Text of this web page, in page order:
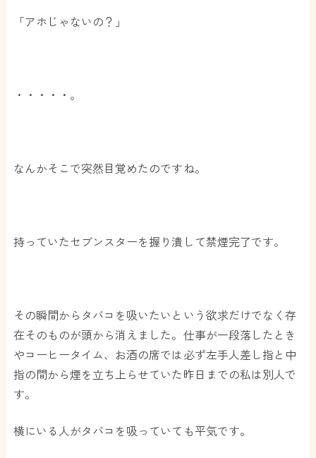
「アホじゃないの？」
・・・・・。
なんかそこで突然目覚めたのですね。
持っていたセブンスターを握り潰して禁煙完了です。
その瞬間からタバコを吸いたいという欲求だけでなく存
在そのものが頭から消えました。仕事が一段落したとき
やコーヒータイム、お酒の席では必ず左手人差し指と中
指の間から煙を立ち上らせていた昨日までの私は別人で
す。
横にいる人がタバコを吸っていても平気です。